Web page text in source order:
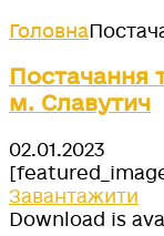
Головна
Постачання
м. Славутич
02.01.2023
Завантажити
Download is